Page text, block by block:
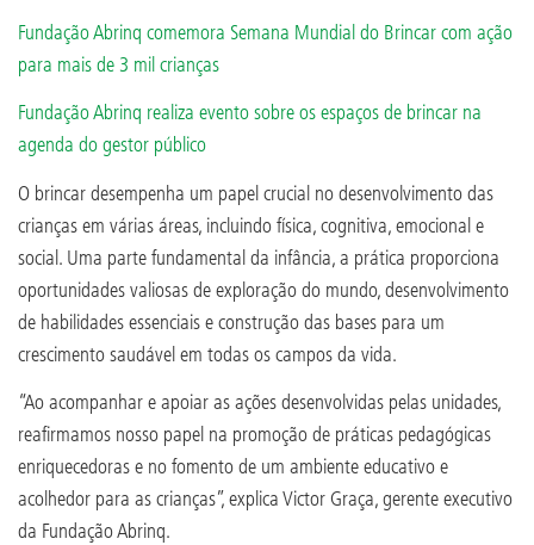
Fundação Abrinq comemora Semana Mundial do Brincar com ação
para mais de 3 mil crianças
Fundação Abrinq realiza evento sobre os espaços de brincar na
agenda do gestor público
O brincar desempenha um papel crucial no desenvolvimento das
crianças em várias áreas, incluindo física, cognitiva, emocional e
social. Uma parte fundamental da infância, a prática proporciona
oportunidades valiosas de exploração do mundo, desenvolvimento
de habilidades essenciais e construção das bases para um
crescimento saudável em todas os campos da vida.
“Ao acompanhar e apoiar as ações desenvolvidas pelas unidades,
reafirmamos nosso papel na promoção de práticas pedagógicas
enriquecedoras e no fomento de um ambiente educativo e
acolhedor para as crianças”, explica Victor Graça, gerente executivo
da Fundação Abrinq.